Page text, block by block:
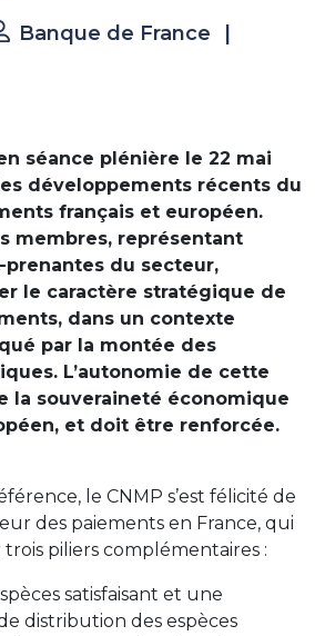
Banque de France
séance plénière le 22 mai
développements récents du
français et européen.
membres, représentant
du secteur,
le caractère stratégique de
dans un contexte
par la montée des
L’autonomie de cette
la souveraineté économique
et doit être renforcée.
le CNMP s’est félicité de
des paiements en France, qui
piliers complémentaires :
satisfaisant et une
distribution des espèces